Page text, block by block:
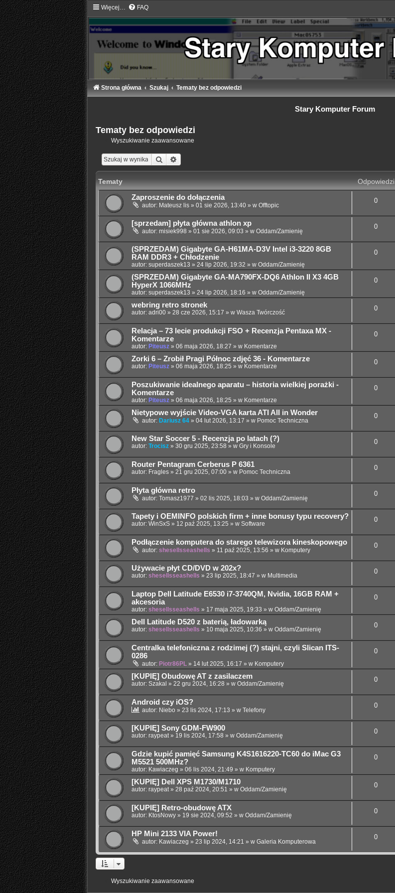
Więcej… FAQ
Strona główna Szukaj Tematy bez odpowiedzi
Stary Komputer Forum
Tematy bez odpowiedzi
Wyszukiwanie zaawansowane
Szukaj
Tematy Odpowiedzi
Zaproszenie do dołączenia
autor: Mateusz lis » 01 sie 2026, 13:40 » w Offtopic
0
[sprzedam] płyta główna athlon xp
autor: misiek998 » 01 sie 2026, 09:03 » w Oddam/Zamienię
0
(SPRZEDAM) Gigabyte GA-H61MA-D3V Intel i3-3220 8GB
RAM DDR3 + Chłodzenie
autor: superdaszek13 » 24 lip 2026, 19:32 » w Oddam/Zamienię
0
(SPRZEDAM) Gigabyte GA-MA790FX-DQ6 Athlon II X3 4GB
HyperX 1066MHz
autor: superdaszek13 » 24 lip 2026, 18:16 » w Oddam/Zamienię
0
webring retro stronek
autor: adri00 » 28 cze 2026, 15:17 » w Wasza Twórczość
0
Relacja – 73 lecie produkcji FSO + Recenzja Pentaxa MX -
Komentarze
autor: Piteusz » 06 maja 2026, 18:27 » w Komentarze
0
Zorki 6 – Zrobił Pragi Północ zdjęć 36 - Komentarze
autor: Piteusz » 06 maja 2026, 18:25 » w Komentarze
0
Poszukiwanie idealnego aparatu – historia wielkiej porażki -
Komentarze
autor: Piteusz » 06 maja 2026, 18:25 » w Komentarze
0
Nietypowe wyjście Video-VGA karta ATI All in Wonder
autor: Dariusz 64 » 04 lut 2026, 13:17 » w Pomoc Techniczna
0
New Star Soccer 5 - Recenzja po latach (?)
autor: Trocisz » 30 gru 2025, 23:58 » w Gry i Konsole
0
Router Pentagram Cerberus P 6361
autor: Fragles » 21 gru 2025, 07:00 » w Pomoc Techniczna
0
Płyta główna retro
autor: Tomasz1977 » 02 lis 2025, 18:03 » w Oddam/Zamienię
0
Tapety i OEMINFO polskich firm + inne bonusy typu recovery?
autor: WinSxS » 12 paź 2025, 13:25 » w Software
0
Podłączenie komputera do starego telewizora kineskopowego
autor: shesellsseashells » 11 paź 2025, 13:56 » w Komputery
0
Używacie płyt CD/DVD w 202x?
autor: shesellsseashells » 23 lip 2025, 18:47 » w Multimedia
0
Laptop Dell Latitude E6530 i7-3740QM, Nvidia, 16GB RAM +
akcesoria
autor: shesellsseashells » 17 maja 2025, 19:33 » w Oddam/Zamienię
0
Dell Latitude D520 z baterią, ładowarką
autor: shesellsseashells » 10 maja 2025, 10:36 » w Oddam/Zamienię
0
Centralka telefoniczna z rodzimej (?) stajni, czyli Slican ITS-
0286
autor: Piotr86PL » 14 lut 2025, 16:17 » w Komputery
0
[KUPIĘ] Obudowę AT z zasilaczem
autor: Szakal » 22 gru 2024, 16:28 » w Oddam/Zamienię
0
Android czy iOS?
autor: Niebo » 23 lis 2024, 17:13 » w Telefony
0
[KUPIĘ] Sony GDM-FW900
autor: raypeat» 19 lis 2024, 17:58 » w Oddam/Zamienię
0
Gdzie kupić pamięć Samsung K4S1616220-TC60 do iMac G3
M5521 500MHz?
autor: Kawiaczeg » 06 lis 2024, 21:49 » w Komputery
0
[KUPIĘ] Dell XPS M1730/M1710
autor: raypeat» 28 paź 2024, 20:51 » w Oddam/Zamienię
0
[KUPIĘ] Retro-obudowę ATX
autor: KtosNowy » 19 sie 2024, 09:52 » w Oddam/Zamienię
0
HP Mini 2133 VIA Power!
autor: Kawiaczeg » 23 lip 2024, 14:21 » w Galeria Komputerowa
0
Wyszukiwanie zaawansowane